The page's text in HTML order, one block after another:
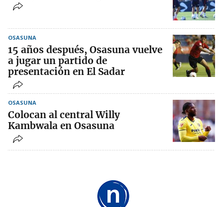
OSASUNA
15 años después, Osasuna vuelve
a jugar un partido de
presentación en El Sadar
OSASUNA
Colocan al central Willy
Kambwala en Osasuna